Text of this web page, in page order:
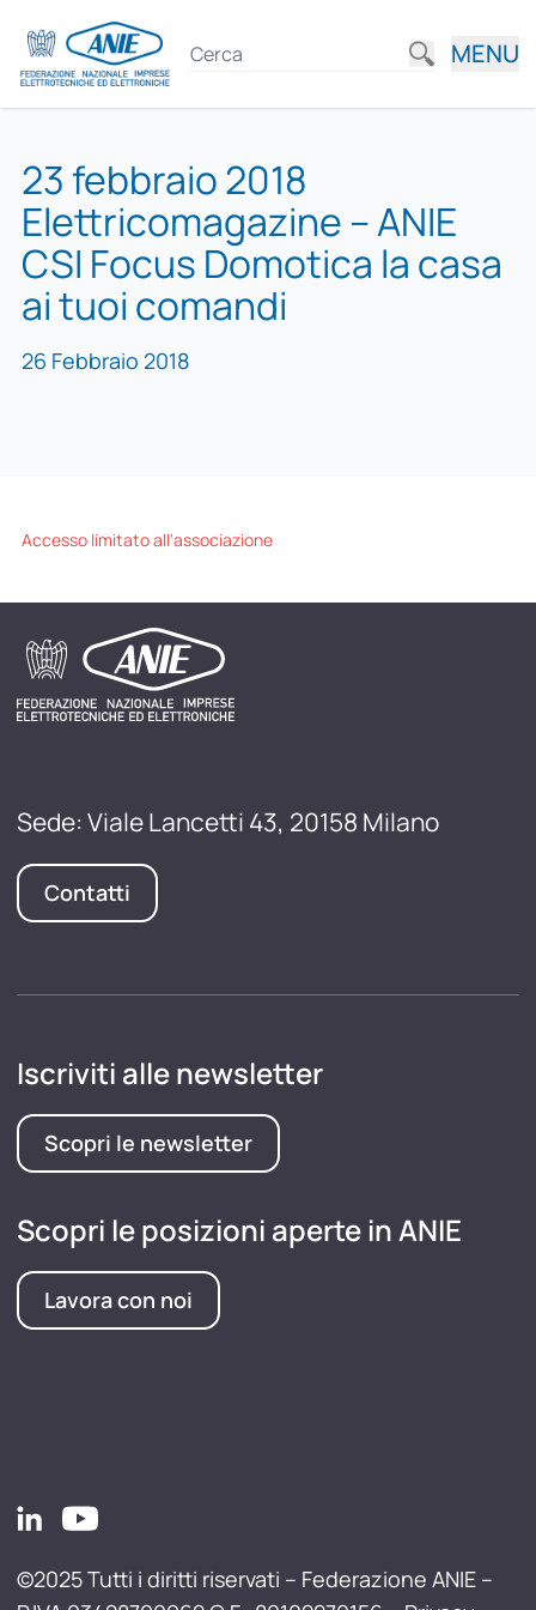
MENU
23 febbraio 2018
Elettricomagazine – ANIE
CSI Focus Domotica la casa
ai tuoi comandi
26 Febbraio 2018
Accesso limitato all'associazione
Sede: Viale Lancetti 43, 20158 Milano
Contatti
Iscriviti alle newsletter
Scopri le newsletter
Scopri le posizioni aperte in ANIE
Lavora con noi
©2025 Tutti i diritti riservati – Federazione ANIE –